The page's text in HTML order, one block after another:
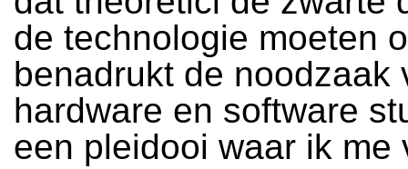
de technologie moeten
benadrukt de noodzaak
hardware en software
een pleidooi waar ik me